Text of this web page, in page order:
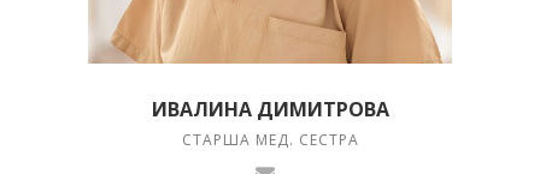
ИВАЛИНА ДИМИТРОВА
СТАРША МЕД. СЕСТРА